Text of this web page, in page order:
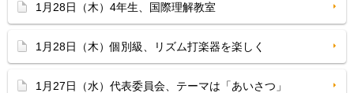
1月28日（木）4年生、国際理解教室
1月28日（木）個別級、リズム打楽器を楽しく
1月27日（水）代表委員会、テーマは「あいさつ」